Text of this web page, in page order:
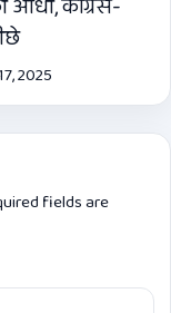
2025
fields are